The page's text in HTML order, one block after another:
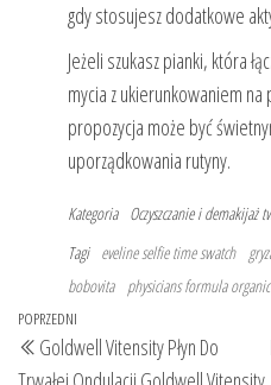
gdy stosujesz dodatkowe
Jeżeli szukasz pianki, która
mycia z ukierunkowaniem
propozycja może być
uporządkowania rutyny.
Kategoria Oczyszczanie i demakijaż
Tagi eveline selfie time swatch
bobovita
physicians formula
Nawigacja
wpisu
Poprzedni
wpis
POPRZEDNI
Goldwell Vitensity Płyn Do